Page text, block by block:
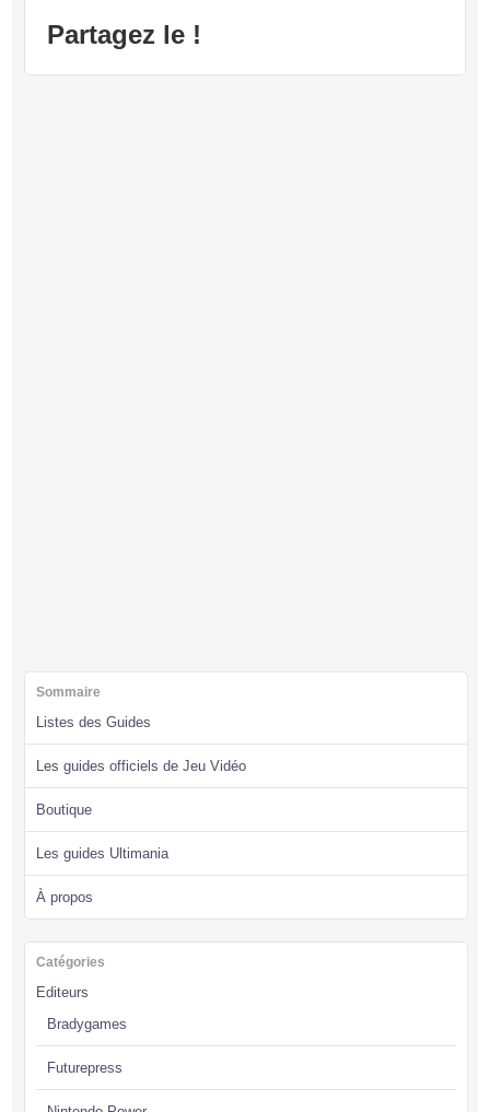
Partagez le !
Sommaire
Listes des Guides
Les guides officiels de Jeu Vidéo
Boutique
Les guides Ultimania
À propos
Catégories
Editeurs
Bradygames
Futurepress